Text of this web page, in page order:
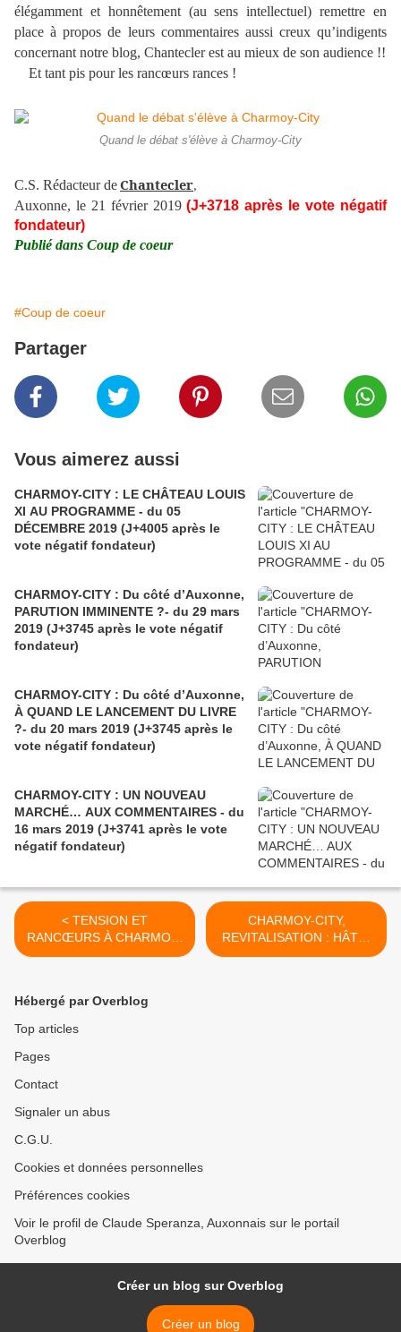
élégamment et honnêtement (au sens intellectuel) remettre en
place à propos de leurs commentaires aussi creux qu’indigents
concernant notre blog, Chantecler est au mieux de son audience !!
Et tant pis pour les rancœurs rances !
Quand le débat s'élève à Charmoy-City
C.S. Rédacteur deChantecler,
Auxonne, le 21 février 2019(J+3718 après le vote négatif
fondateur)
Publié dans Coup de coeur
#Coup de coeur
Partager
Vous aimerez aussi
CHARMOY-CITY : LE CHÂTEAU LOUIS
XI AU PROGRAMME - du 05
DÉCEMBRE 2019 (J+4005 après le
vote négatif fondateur)
CHARMOY-CITY : Du côté d’Auxonne,
PARUTION IMMINENTE ?- du 29 mars
2019 (J+3745 après le vote négatif
fondateur)
CHARMOY-CITY : Du côté d’Auxonne,
À QUAND LE LANCEMENT DU LIVRE
?- du 20 mars 2019 (J+3745 après le
vote négatif fondateur)
CHARMOY-CITY : UN NOUVEAU
MARCHÉ… AUX COMMENTAIRES - du
16 mars 2019 (J+3741 après le vote
négatif fondateur)
< TENSION ET
RANCŒURS À CHARMOY-
CITY : LE FOND DU
négatif fondateur)
CHARMOY-CITY,
REVITALISATION : HÂTE-
TOI LENTEMENT ! - du 22
Hébergé par Overblog
Top articles
Pages
Contact
Signaler un abus
C.G.U.
Cookies et données personnelles
Préférences cookies
Voir le profil de Claude Speranza, Auxonnais sur le portail
Overblog
Créer un blog sur Overblog
Créer un blog